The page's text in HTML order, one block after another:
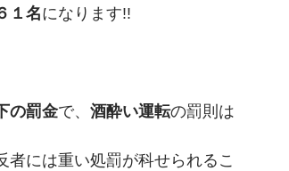
１名になります!!
の罰金で、 酒酔い運転の罰則は
者には重い処罰が科せられるこ